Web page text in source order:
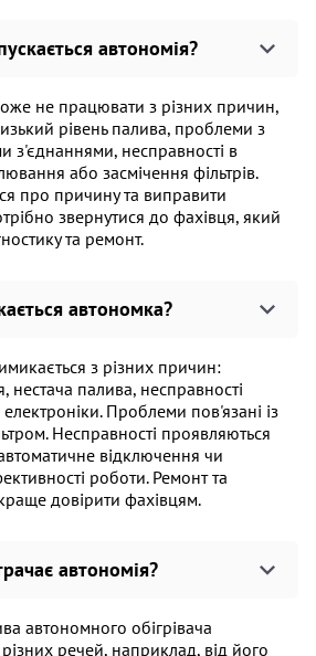
автономія?
не працювати з різних причин,
рівень палива, проблеми з
з'єднаннями, несправності в
або засмічення фільтрів.
про причину та виправити
звернутися до фахівця, який
та ремонт.
автономка?
з різних причин:
нестача палива, несправності
Проблеми пов'язані із
Несправності проявляються
відключення чи
роботи. Ремонт та
довірити фахівцям.
автономія?
автономного обігрівача
речей, наприклад, від його